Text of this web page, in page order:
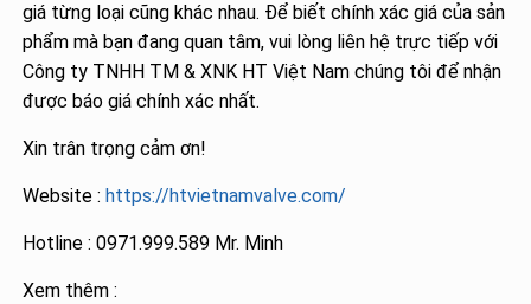
giá từng loại cũng khác nhau. Để biết chính xác giá của sản
phẩm mà bạn đang quan tâm, vui lòng liên hệ trực tiếp với
Công ty TNHH TM & XNK HT Việt Nam chúng tôi để nhận
được báo giá chính xác nhất.
Xin trân trọng cảm ơn!
Website : https://htvietnamvalve.com/
Hotline : 0971.999.589 Mr. Minh
Xem thêm :